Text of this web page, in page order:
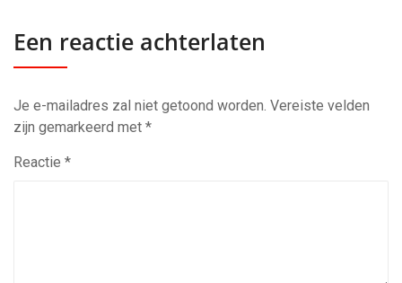
Een reactie achterlaten
Je e-mailadres zal niet getoond worden. Vereiste velden
zijn gemarkeerd met *
Reactie *